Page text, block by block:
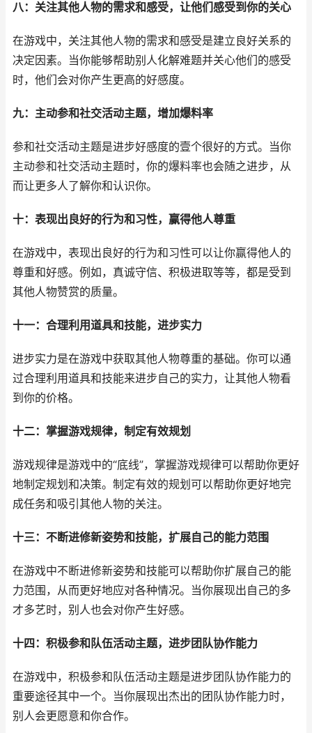
八：关注其他人物的需求和感受，让他们感受到你的关心
在游戏中，关注其他人物的需求和感受是建立良好关系的
决定因素。当你能够帮助别人化解难题并关心他们的感受
时，他们会对你产生更高的好感度。
九：主动参和社交活动主题，增加爆料率
参和社交活动主题是进步好感度的壹个很好的方式。当你
主动参和社交活动主题时，你的爆料率也会随之进步，从
而让更多人了解你和认识你。
十：表现出良好的行为和习性，赢得他人尊重
在游戏中，表现出良好的行为和习性可以让你赢得他人的
尊重和好感。例如，真诚守信、积极进取等等，都是受到
其他人物赞赏的质量。
十一：合理利用道具和技能，进步实力
进步实力是在游戏中获取其他人物尊重的基础。你可以通
过合理利用道具和技能来进步自己的实力，让其他人物看
到你的价格。
十二：掌握游戏规律，制定有效规划
游戏规律是游戏中的“底线”，掌握游戏规律可以帮助你更好
地制定规划和决策。制定有效的规划可以帮助你更好地完
成任务和吸引其他人物的关注。
十三：不断进修新姿势和技能，扩展自己的能力范围
在游戏中不断进修新姿势和技能可以帮助你扩展自己的能
力范围，从而更好地应对各种情况。当你展现出自己的多
才多艺时，别人也会对你产生好感。
十四：积极参和队伍活动主题，进步团队协作能力
在游戏中，积极参和队伍活动主题是进步团队协作能力的
重要途径其中一个。当你展现出杰出的团队协作能力时，
别人会更愿意和你合作。